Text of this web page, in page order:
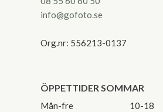
info@gofoto.se
Org.nr: 556213-0137
ÖPPETTIDER SOMMAR
Mån-fre
10-18